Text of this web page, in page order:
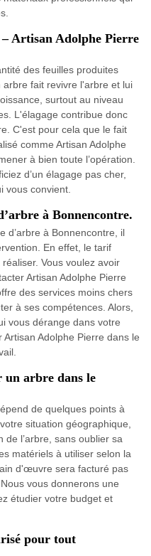
Artisan Adolphe Pierre
des feuilles produites
fait revivre l'arbre et lui
surtout au niveau
L'élagage contribue donc
C'est pour cela que le fait
comme Artisan Adolphe
à bien toute l’opération.
d’un élagage pas cher,
vous convient.
à Bonnencontre.
d’arbre à Bonnencontre, il
En effet, le tarif
Vous voulez avoir
Artisan Adolphe Pierre
des services moins chers
à ses compétences. Alors,
vous dérange dans votre
Artisan Adolphe Pierre dans le
un arbre dans le
de quelques points à
situation géographique,
de l’arbre, sans oublier sa
matériels à utiliser selon la
d'œuvre sera facturé pas
vous donnerons une
étudier votre budget et
pour tout